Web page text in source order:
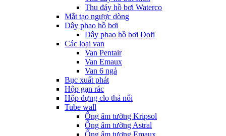
Thu đáy hồ bơi Waterco
Mắt tạo ngược dòng
Dây phao hồ bơi
Dây phao hồ bơi Dofi
Các loại van
Van Pentair
Van Emaux
Van 6 ngả
Bục xuất phát
Hộp gạn rác
Hộp đựng clo thả nổi
Tube wall
Ống âm tường Kripsol
Ống âm tường Astral
Ống âm tương Emaux